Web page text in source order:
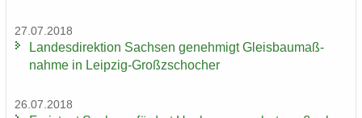
27.07.2018
Lan­des­di­rek­ti­on Sach­sen ge­neh­migt Gleis­bau­maß­
nah­me in Leipzig-​Großzschocher
26.07.2018